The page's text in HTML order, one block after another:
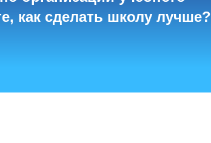
как сделать школу лучше?